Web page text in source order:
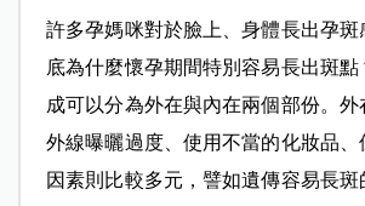
許多孕媽咪對於臉上、身體長出孕斑
底為什麼懷孕期間特別容易長出斑
成可以分為外在與內在兩個部份。
外線曝曬過度、使用不當的化妝品、
因素則比較多元，譬如遺傳容易長